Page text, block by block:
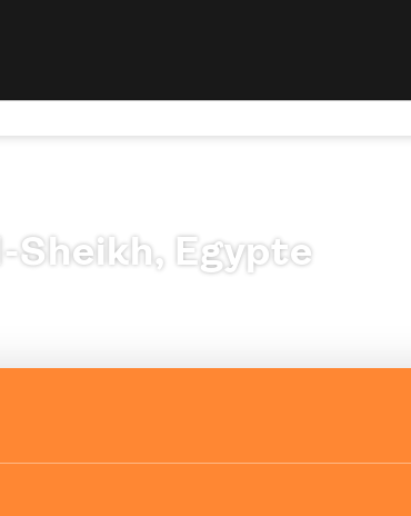
Sheikh, Egypte